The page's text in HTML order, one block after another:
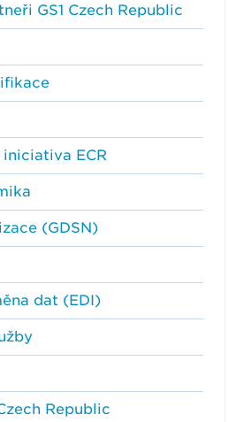
GS1 Czech Republic
ECR
(GDSN)
dat (EDI)
Republic